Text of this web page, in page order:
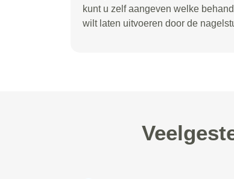
kunt u zelf aangeven welke
wilt laten uitvoeren door de